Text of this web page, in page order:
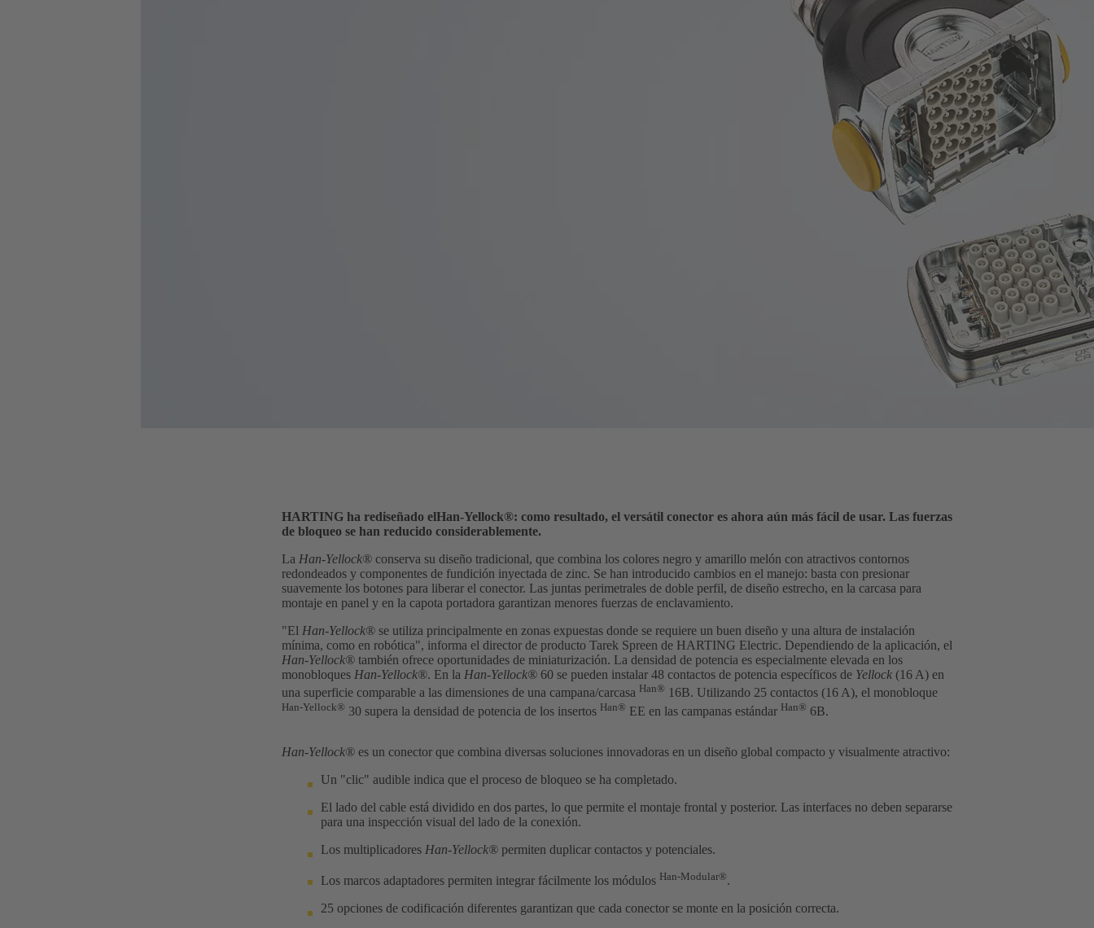
HARTING ha rediseñado elHan-Yellock®: como resultado, el versátil conector es ahora aún más fácil de usar. Las fuerzas
de bloqueo se han reducido considerablemente.
La Han-Yellock® conserva su diseño tradicional, que combina los colores negro y amarillo melón con atractivos contornos
redondeados y componentes de fundición inyectada de zinc. Se han introducido cambios en el manejo: basta con presionar
suavemente los botones para liberar el conector. Las juntas perimetrales de doble perfil, de diseño estrecho, en la carcasa para
montaje en panel y en la capota portadora garantizan menores fuerzas de enclavamiento.
"El Han-Yellock® se utiliza principalmente en zonas expuestas donde se requiere un buen diseño y una altura de instalación
mínima, como en robótica", informa el director de producto Tarek Spreen de HARTING Electric. Dependiendo de la aplicación, el
Han-Yellock® también ofrece oportunidades de miniaturización. La densidad de potencia es especialmente elevada en los
monobloques Han-Yellock®. En la Han-Yellock® 60 se pueden instalar 48 contactos de potencia específicos de Yellock (16 A) en
una superficie comparable a las dimensiones de una campana/carcasa Han® 16B. Utilizando 25 contactos (16 A), el monobloque
Han-Yellock® 30 supera la densidad de potencia de los insertos Han® EE en las campanas estándar Han® 6B.
Han-Yellock® es un conector que combina diversas soluciones innovadoras en un diseño global compacto y visualmente atractivo:
Un "clic" audible indica que el proceso de bloqueo se ha completado.
El lado del cable está dividido en dos partes, lo que permite el montaje frontal y posterior. Las interfaces no deben separarse
para una inspección visual del lado de la conexión.
Los multiplicadores Han-Yellock® permiten duplicar contactos y potenciales.
Los marcos adaptadores permiten integrar fácilmente los módulos Han-Modular®.
25 opciones de codificación diferentes garantizan que cada conector se monte en la posición correcta.